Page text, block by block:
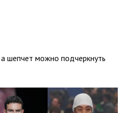
шепчет можно подчеркнуть